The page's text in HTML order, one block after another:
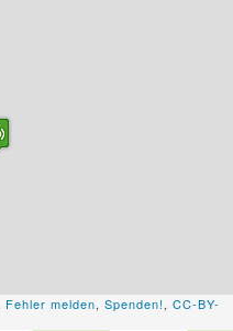
Fehler melden, Spenden!, CC-BY-